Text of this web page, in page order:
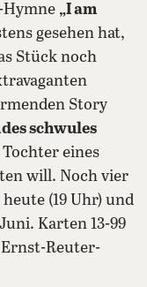
Hymne „I am
gesehen hat,
Stück noch
Story
schwules
eines
will. Noch vier
(19 Uhr) und
Karten 13-99
Reuter-